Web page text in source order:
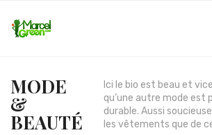
MODE
&
BEAUTÉ
Ici le bio est beau et
qu’une autre mode est
durable. Aussi
les vêtements que de